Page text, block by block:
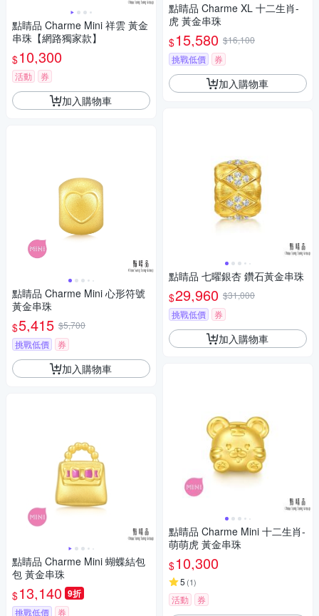
點睛品 Charme Mini 祥雲 黃金
串珠【網路獨家款】
$10,300
活動 券
加入購物車
點睛品 Charme Mini 心形符號
黃金串珠
$5,415 $5,700
挑戰低價
券
加入購物車
點睛品 Charme Mini 蝴蝶結包
包 黃金串珠
$13,140 9折
挑戰低價 券
點睛品 Charme XL 十二生肖-
虎 黃金串珠
$15,580 $16,100
挑戰低價
券
加入購物車
點睛品 七曜銀杏 鑽石黃金串珠
$29,960 $31,000
挑戰低價
券
加入購物車
點睛品 Charme Mini 十二生肖-
萌萌虎 黃金串珠
$10,300
5 (1)
活動 券